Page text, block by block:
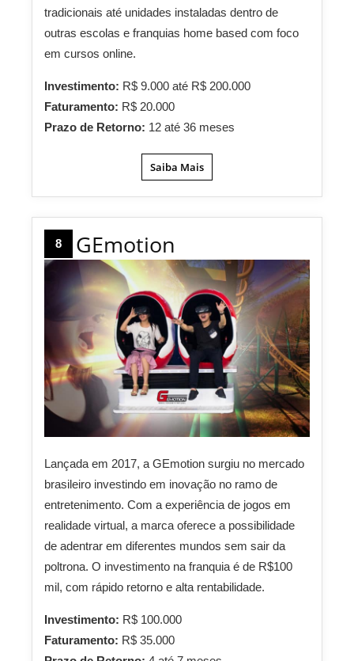
tradicionais até unidades instaladas dentro de
outras escolas e franquias home based com foco
em cursos online.
Investimento: R$ 9.000 até R$ 200.000
Faturamento: R$ 20.000
Prazo de Retorno: 12 até 36 meses
Saiba Mais
8 GEmotion
Lançada em 2017, a GEmotion surgiu no mercado
brasileiro investindo em inovação no ramo de
entretenimento. Com a experiência de jogos em
realidade virtual, a marca oferece a possibilidade
de adentrar em diferentes mundos sem sair da
poltrona. O investimento na franquia é de R$100
mil, com rápido retorno e alta rentabilidade.
Investimento: R$ 100.000
Faturamento: R$ 35.000